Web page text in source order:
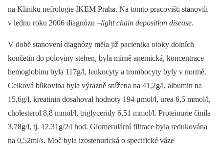
na Kliniku nefrologie IKEM Praha. Na tomto pracovišti stanovili
v lednu roku 2006 diagnózu –light chain deposition disease.
V době stanovení diagnózy měla již pacientka otoky dolních
končetin do poloviny stehen, byla mírně anemická, koncentrace
hemoglobinu byla 117g/l, leukocyty a trombocyty byly v normě.
Celková bílkovina byla výrazně snížena na 41,2g/l, albumin na
15,6g/l, kreatinin dosahoval hodnoty 194 μmol/l, urea 6,5 mmol/l,
cholesterol 8,8 mmol/l, triglyceridy 6,51 mmol/l. Proteinurie činila
3,78g/l, tj. 12,31g/24 hod. Glomerulární filtrace byla redukována
na 0,52ml/s. Moč byla izostenurická o specifické váze